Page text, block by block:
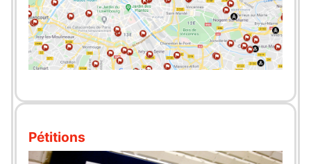
Pétitions